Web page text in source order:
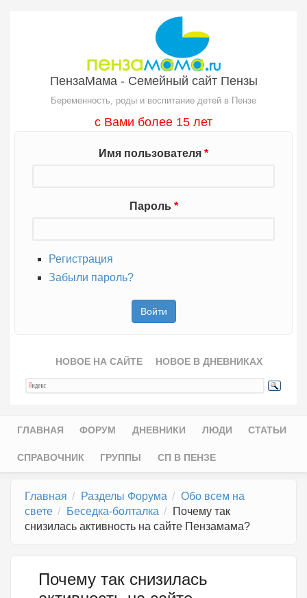
ПензаМама - Семейный сайт Пензы
Беременность, роды и воспитание детей в Пензе
с Вами более 15 лет
Имя пользователя *
Пароль *
Регистрация
Забыли пароль?
НОВОЕ НА САЙТЕ НОВОЕ В ДНЕВНИКАХ
Главное меню
ГЛАВНАЯ ФОРУМ ДНЕВНИКИ ЛЮДИ СТАТЬИ
СПРАВОЧНИК ГРУППЫ СП В ПЕНЗЕ
Главная Разделы Форума
Обо всем на
свете
Беседка-болталка
Почему так
снизилась активность на сайте Пензамама?
Почему так снизилась